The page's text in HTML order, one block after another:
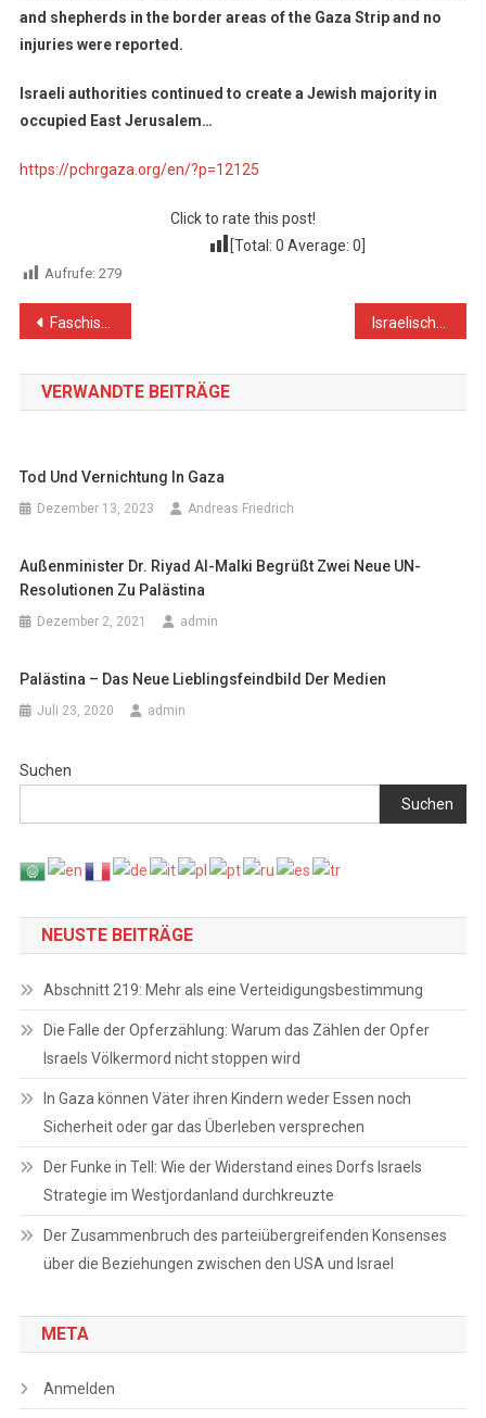
and shepherds in the border areas of the Gaza Strip and no
injuries were reported.
Israeli authorities continued to create a Jewish majority in
occupied East Jerusalem…
https://pchrgaza.org/en/?p=12125
Click to rate this post!
[Total: 0 Average: 0
Aufrufe: 279
Beitragsnavigation
Faschistischer Wahlkampf in Zeiten der Judaisierung Israelisches Gericht beschließt die Schließung der Gebetsstätte Bab Al-Rahma in Jerusalem
VERWANDTE BEITRÄGE
Tod Und Vernichtung In Gaza
Dezember 13, 2023 Andreas Friedrich
Außenminister Dr. Riyad Al-Malki Begrüßt Zwei Neue UN-
Resolutionen Zu Palästina
Dezember 2, 2021 admin
Palästina – Das Neue Lieblingsfeindbild Der Medien
Juli 23, 2020 admin
Suchen
Suchen
NEUSTE BEITRÄGE
Abschnitt 219: Mehr als eine Verteidigungsbestimmung
Die Falle der Opferzählung: Warum das Zählen der Opfer
Israels Völkermord nicht stoppen wird
In Gaza können Väter ihren Kindern weder Essen noch
Sicherheit oder gar das Überleben versprechen
Der Funke in Tell: Wie der Widerstand eines Dorfs Israels
Strategie im Westjordanland durchkreuzte
Der Zusammenbruch des parteiübergreifenden Konsenses
über die Beziehungen zwischen den USA und Israel
META
Anmelden